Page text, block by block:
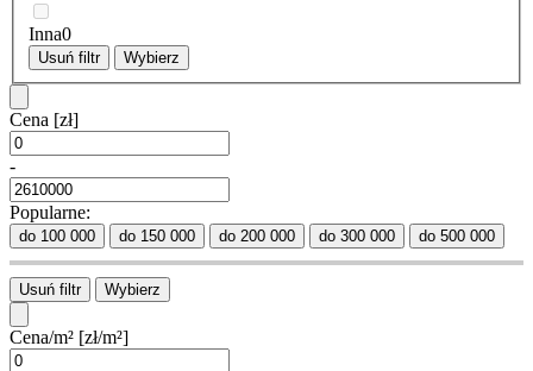
Inna0
Usuń filtr Wybierz
Cena [zł]
-
Popularne:
do 100 000 do 150 000 do 200 000 do 300 000 do 500 000
Usuń filtr Wybierz
Cena/m² [zł/m²]